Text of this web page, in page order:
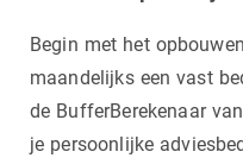
Begin met het
maandelijks een vast
de BufferBerekenaar
je persoonlijke